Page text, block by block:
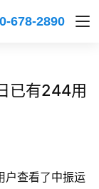
678-2890
已有244用
户查看了中振运